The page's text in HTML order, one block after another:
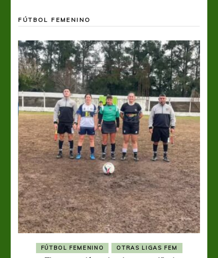
FÚTBOL FEMENINO
FÚTBOL FEMENINO OTRAS LIGAS FEM